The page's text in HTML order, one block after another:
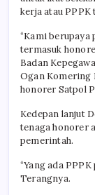
kerja atau PPPK
“Kami
termasuk
Badan
Ogan Komering
honorer Satpol
Kedepan lanjut
tenaga honorer
pemerintah.
“Yang ada
Terangnya.